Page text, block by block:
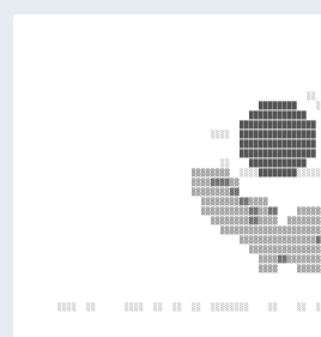
░░░░
▒▒▒▒▒▒▒▒